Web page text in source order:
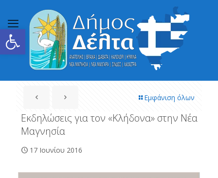
Ανοίξτε τη γραμμή εργαλείων
Εμφάνιση όλων
Εκδηλώσεις για τον «Κλήδονα» στην Νέα
Μαγνησία
17 Ιουνίου 2016